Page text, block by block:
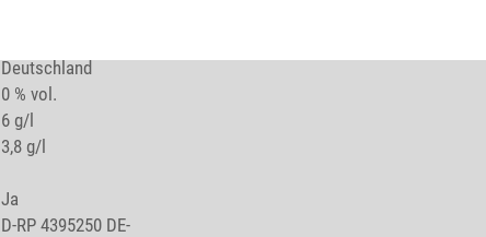
Deutschland
0 % vol.
6 g/l
3,8 g/l
Ja
D-RP 4395250 DE-